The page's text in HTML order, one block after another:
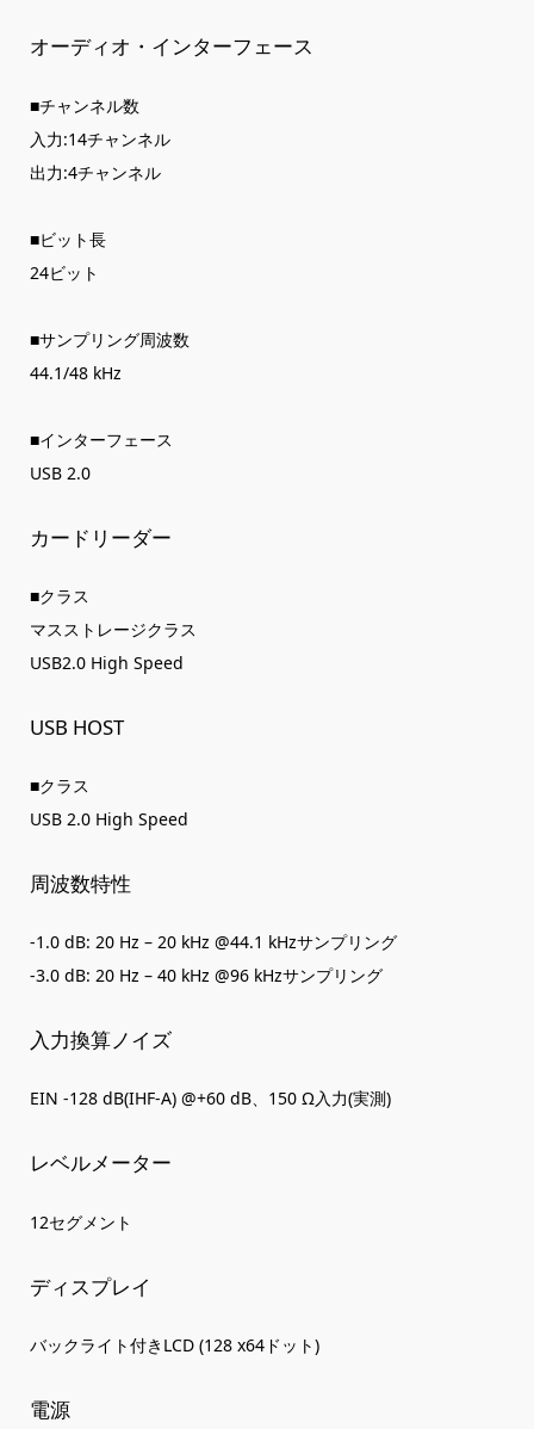
オーディオ・インターフェース
■チャンネル数
入力:14チャンネル
出力:4チャンネル
■ビット長
24ビット
■サンプリング周波数
44.1/48 kHz
■インターフェース
USB 2.0
カードリーダー
■クラス
マスストレージクラス
USB2.0 High Speed
USB HOST
■クラス
USB 2.0 High Speed
周波数特性
-1.0 dB: 20 Hz – 20 kHz @44.1 kHzサンプリング
-3.0 dB: 20 Hz – 40 kHz @96 kHzサンプリング
入力換算ノイズ
EIN -128 dB(IHF-A) @+60 dB、150 Ω入力(実測)
レベルメーター
12セグメント
ディスプレイ
バックライト付きLCD (128 x64ドット)
電源